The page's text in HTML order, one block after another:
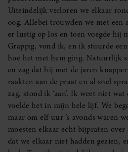
Uiteindelijk verloren we elkaar
oog. Allebei trouwden we met een
er lustig op los en toen voegde hij
Grappig, vond ik, en ik stuurde
hoe het met hem ging. Natuurlijk
en zag dat hij met de jaren
raakten aan de praat en al snel
zag, stond ik ‘aan’. Ik weet niet
voelde het in mijn hele lijf. We
maar om elf uur ’s avonds waren
moesten elkaar echt bijpraten
dat we elkaar niet hadden gezien,